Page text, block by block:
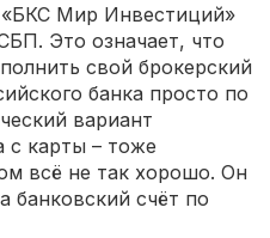
Мир Инвестиций»
Это означает, что
свой брокерский
банка просто по
вариант
с карты – тоже
всё не так хорошо. Он
банковский счёт по